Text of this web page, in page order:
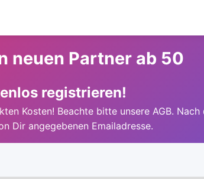
neuen Partner ab 50
registrieren!
Kosten! Beachte bitte unsere AGB.
Dir angegebenen Emailadresse.